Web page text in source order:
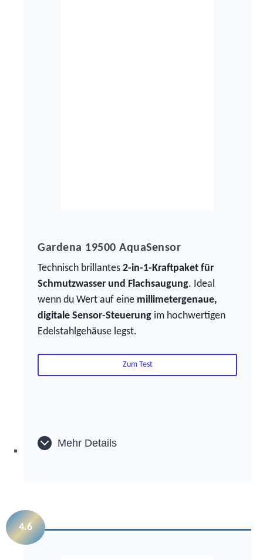
Gardena 19500 AquaSensor
Technisch brillantes 2-in-1-Kraftpaket für
Schmutzwasser und Flachsaugung. Ideal
wenn du Wert auf eine millimetergenaue,
digitale Sensor-Steuerung im hochwertigen
Edelstahlgehäuse legst.
Zum Test
Mehr Details
4.6